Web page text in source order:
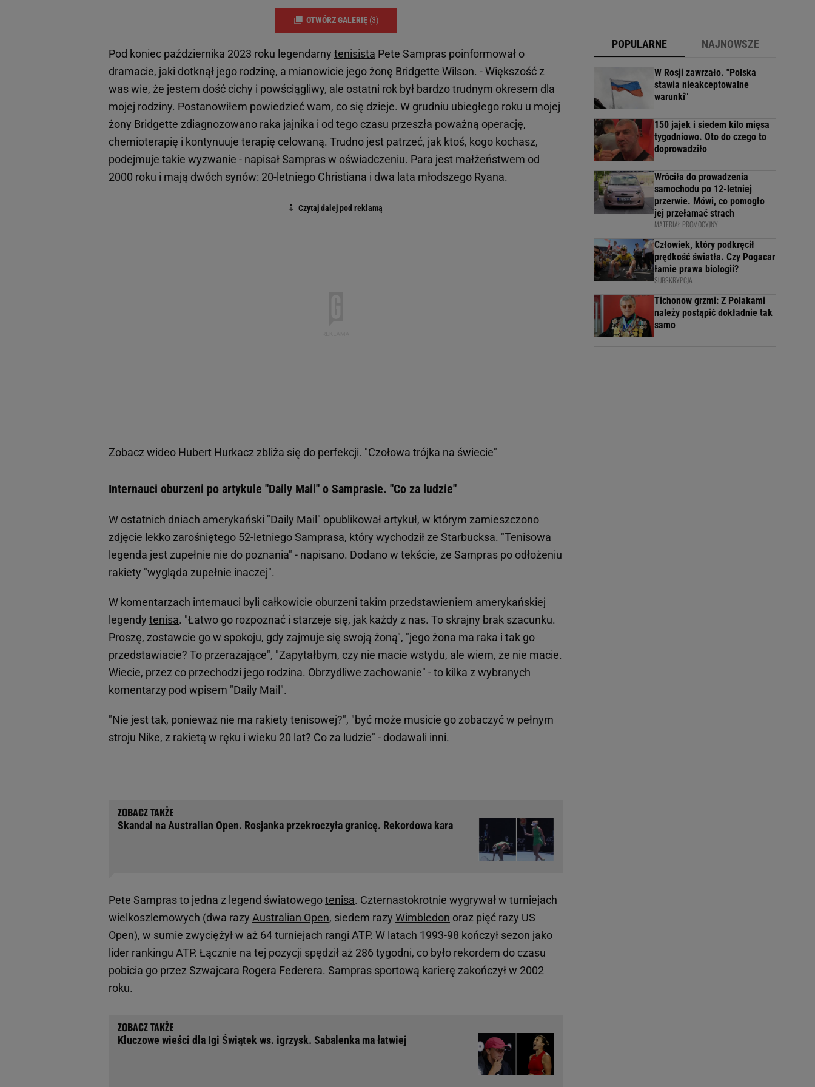
OTWÓRZ GALERIĘ (3)
Pod koniec października 2023 roku legendarny tenisista Pete Sampras poinformował o
dramacie, jaki dotknął jego rodzinę, a mianowicie jego żonę Bridgette Wilson. - Większość z
was wie, że jestem dość cichy i powściągliwy, ale ostatni rok był bardzo trudnym okresem dla
mojej rodziny. Postanowiłem powiedzieć wam, co się dzieje. W grudniu ubiegłego roku u mojej
żony Bridgette zdiagnozowano raka jajnika i od tego czasu przeszła poważną operację,
chemioterapię i kontynuuje terapię celowaną. Trudno jest patrzeć, jak ktoś, kogo kochasz,
podejmuje takie wyzwanie - napisał Sampras w oświadczeniu. Para jest małżeństwem od
2000 roku i mają dwóch synów: 20-letniego Christiana i dwa lata młodszego Ryana.
Zobacz wideo Hubert Hurkacz zbliża się do perfekcji. "Czołowa trójka na świecie"
Internauci oburzeni po artykule "Daily Mail" o Samprasie. "Co za ludzie"
W ostatnich dniach amerykański "Daily Mail" opublikował artykuł, w którym zamieszczono
zdjęcie lekko zarośniętego 52-letniego Samprasa, który wychodził ze Starbucksa. "Tenisowa
legenda jest zupełnie nie do poznania" - napisano. Dodano w tekście, że Sampras po odłożeniu
rakiety "wygląda zupełnie inaczej".
W komentarzach internauci byli całkowicie oburzeni takim przedstawieniem amerykańskiej
legendy tenisa. "Łatwo go rozpoznać i starzeje się, jak każdy z nas. To skrajny brak szacunku.
Proszę, zostawcie go w spokoju, gdy zajmuje się swoją żoną", "jego żona ma raka i tak go
przedstawiacie? To przerażające", "Zapytałbym, czy nie macie wstydu, ale wiem, że nie macie.
Wiecie, przez co przechodzi jego rodzina. Obrzydliwe zachowanie" - to kilka z wybranych
komentarzy pod wpisem "Daily Mail".
"Nie jest tak, ponieważ nie ma rakiety tenisowej?", "być może musicie go zobaczyć w pełnym
stroju Nike, z rakietą w ręku i wieku 20 lat? Co za ludzie" - dodawali inni.
Skandal na Australian Open. Rosjanka przekroczyła granicę. Rekordowa kara
Pete Sampras to jedna z legend światowegotenisa. Czternastokrotnie wygrywał w turniejach
wielkoszlemowych (dwa razy Australian Open, siedem razy Wimbledon oraz pięć razy US
Open), w sumie zwyciężył w aż 64 turniejach rangi ATP. W latach 1993-98 kończył sezon jako
lider rankingu ATP. Łącznie na tej pozycji spędził aż 286 tygodni, co było rekordem do czasu
pobicia go przez Szwajcara Rogera Federera. Sampras sportową karierę zakończył w 2002
roku.
Kluczowe wieści dla Igi Świątek ws. igrzysk. Sabalenka ma łatwiej
POPULARNE NAJNOWSZE
W Rosji zawrzało. "Polska
stawia nieakceptowalne
warunki"
150 jajek i siedem kilo mięsa
tygodniowo. Oto do czego to
doprowadziło
Wróciła do prowadzenia
samochodu po 12-letniej
przerwie. Mówi, co pomogło
jej przełamać strach
MATERIAŁ PROMOCYJNY
Człowiek, który podkręcił
prędkość światła. Czy Pogacar
łamie prawa biologii?
SUBSKRYPCJA
Tichonow grzmi: Z Polakami
należy postąpić dokładnie tak
samo